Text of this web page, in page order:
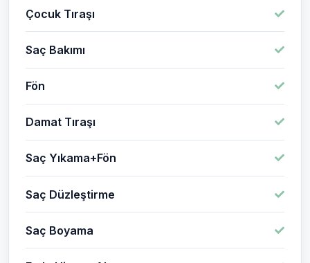
Çocuk Tıraşı
Saç Bakımı
Fön
Damat Tıraşı
Saç Yıkama+Fön
Saç Düzleştirme
Saç Boyama